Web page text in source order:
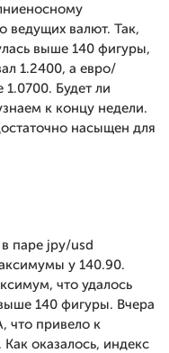
ведущих валют. Так,
выше 140 фигуры,
1.2400, а евро/
Будет ли
к концу недели.
насыщен для
паре jpy/usd
у 140.90.
что удалось
140 фигуры. Вчера
что привело к
оказалось, индекс